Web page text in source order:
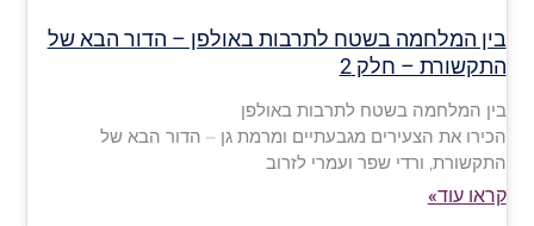
בין המלחמה בשטח לתרבות באולפן – הדור הבא של
התקשורת – חלק 2
בין המלחמה בשטח לתרבות באולפן
הכירו את הצעירים מגבעתיים ומרמת גן – הדור הבא של
התקשורת, ורדי שפר ועמרי לזרוב
קראו עוד»